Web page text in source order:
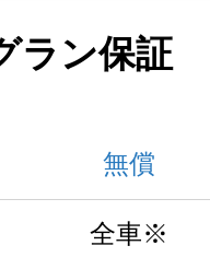
ラン保証
無償
全車※